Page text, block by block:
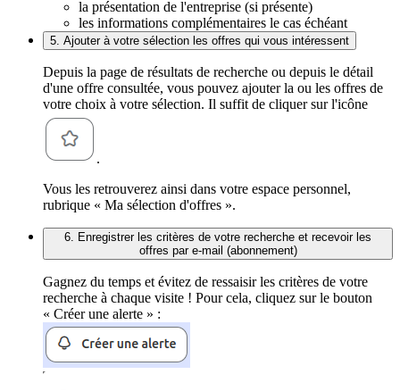
la présentation de l'entreprise (si présente)
les informations complémentaires le cas échéant
5. Ajouter à votre sélection les offres qui vous intéressent
Depuis la page de résultats de recherche ou depuis le détail
d'une offre consultée, vous pouvez ajouter la ou les offres de
votre choix à votre sélection. Il suffit de cliquer sur l'icône
.
Vous les retrouverez ainsi dans votre espace personnel,
rubrique « Ma sélection d'offres ».
6. Enregistrer les critères de votre recherche et recevoir les
offres par e-mail (abonnement)
Gagnez du temps et évitez de ressaisir les critères de votre
recherche à chaque visite ! Pour cela, cliquez sur le bouton
« Créer une alerte » :